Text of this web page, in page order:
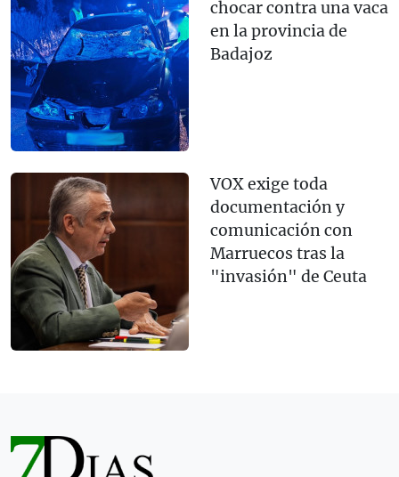
chocar contra una vaca
en la provincia de
Badajoz
VOX exige toda
documentación y
comunicación con
Marruecos tras la
"invasión" de Ceuta